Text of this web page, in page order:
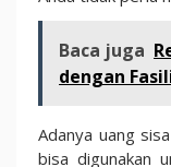
Baca juga
dengan
Adanya uang
bisa digunakan